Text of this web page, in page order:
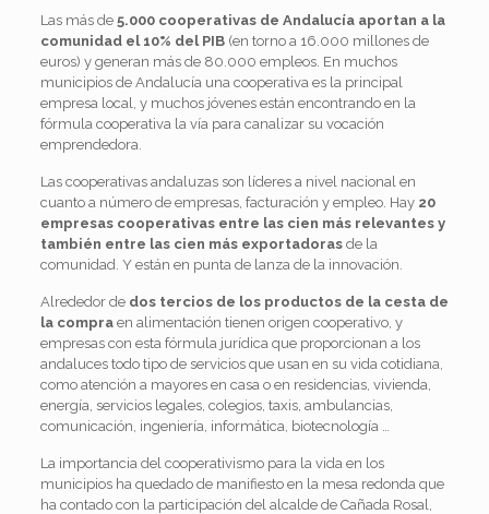
Las más de 5.000 cooperativas de Andalucía aportan a la
comunidad el 10% del PIB(en torno a 16.000 millones de
euros) y generan más de 80.000 empleos. En muchos
municipios de Andalucía una cooperativa es la principal
empresa local, y muchos jóvenes están encontrando en la
fórmula cooperativa la vía para canalizar su vocación
emprendedora.
Las cooperativas andaluzas son líderes a nivel nacional en
cuanto a número de empresas, facturación y empleo. Hay 20
empresas cooperativas entre las cien más relevantes y
también entre las cien más exportadorasde la
comunidad. Y están en punta de lanza de la innovación.
Alrededor de dos tercios de los productos de la cesta de
la compraen alimentación tienen origen cooperativo, y
empresas con esta fórmula jurídica que proporcionan a los
andaluces todo tipo de servicios que usan en su vida cotidiana,
como atención a mayores en casa o en residencias, vivienda,
energía, servicios legales, colegios, taxis, ambulancias,
comunicación, ingeniería, informática, biotecnología …
La importancia del cooperativismo para la vida en los
municipios ha quedado de manifiesto en la mesa redonda que
ha contado con la participación del alcalde de Cañada Rosal,